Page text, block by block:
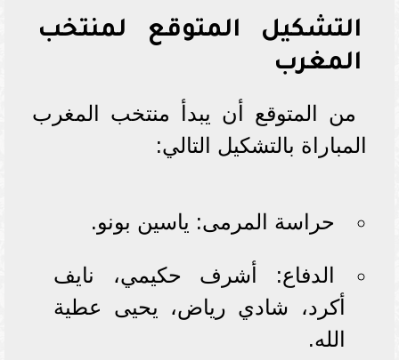
التشكيل المتوقع لمنتخب
المغرب
من المتوقع أن يبدأ منتخب المغرب
المباراة بالتشكيل التالي:
حراسة المرمى: ياسين بونو.
الدفاع: أشرف حكيمي، نايف
أكرد، شادي رياض، يحيى عطية
الله.